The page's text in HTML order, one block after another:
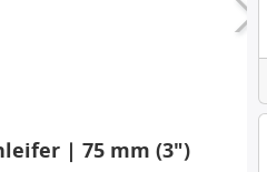
| 75 mm (3")